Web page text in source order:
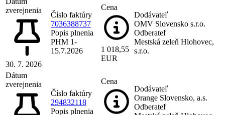
zverejnenia
30. 7. 2026
Číslo faktúry
7036388737
Popis plnenia
PHM 1-
15.7.2026
Cena
1 018,55
EUR
Dodávateľ
OMV Slovensko s.r.o.
Odberateľ
Mestská zeleň Hlohovec,
s.r.o.
Dátum
zverejnenia
Číslo faktúry
294832118
Popis plnenia
Cena
Dodávateľ
Orange Slovensko, a.s.
Odberateľ